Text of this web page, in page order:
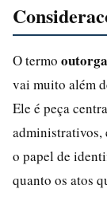
O termo
vai muito além
Ele é peça
administrativos,
o papel de
quanto os atos